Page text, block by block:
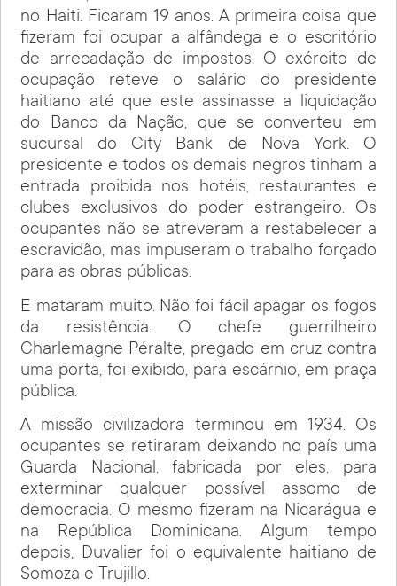
no Haiti. Ficaram 19 anos. A primeira coisa que
fizeram foi ocupar a alfândega e o escritório
de arrecadação de impostos. O exército de
ocupação reteve o salário do presidente
haitiano até que este assinasse a liquidação
do Banco da Nação, que se converteu em
sucursal do City Bank de Nova York. O
presidente e todos os demais negros tinham a
entrada proibida nos hotéis, restaurantes e
clubes exclusivos do poder estrangeiro. Os
ocupantes não se atreveram a restabelecer a
escravidão, mas impuseram o trabalho forçado
para as obras públicas.
E mataram muito. Não foi fácil apagar os fogos
da resistência. O chefe guerrilheiro
Charlemagne Péralte, pregado em cruz contra
uma porta, foi exibido, para escárnio, em praça
pública.
A missão civilizadora terminou em 1934. Os
ocupantes se retiraram deixando no país uma
Guarda Nacional, fabricada por eles, para
exterminar qualquer possível assomo de
democracia. O mesmo fizeram na Nicarágua e
na República Dominicana. Algum tempo
depois, Duvalier foi o equivalente haitiano de
Somoza e Trujillo.